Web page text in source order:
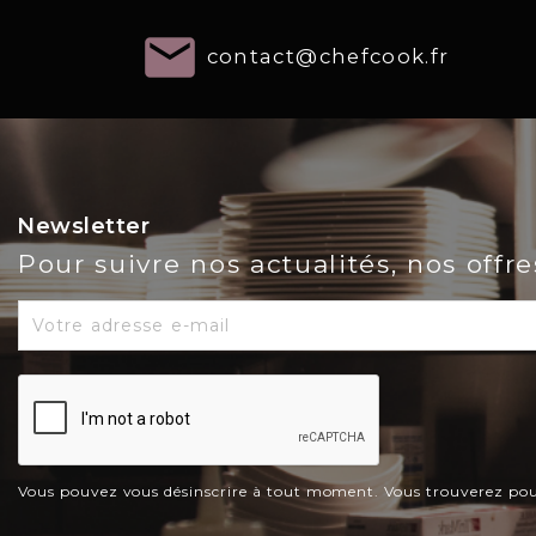
email contact@chefcook.fr
Newsletter
Pour suivre nos actualités, nos
Vous pouvez vous désinscrire à tout moment. Vous trouverez